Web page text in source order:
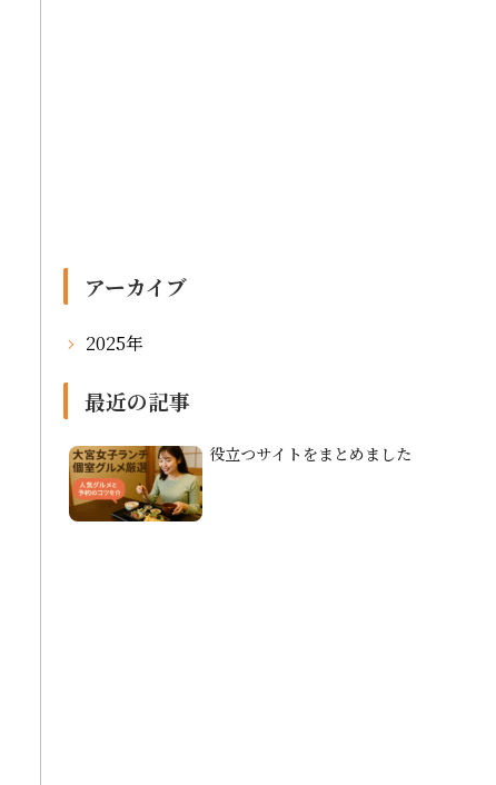
アーカイブ
2025年
最近の記事
役立つサイトをまとめました